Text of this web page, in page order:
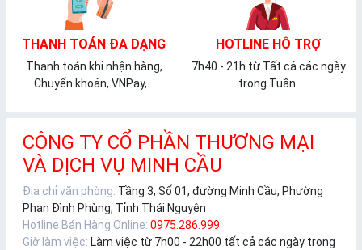
THANH TOÁN ĐA DẠNG
Thanh toán khi nhận hàng,
Chuyển khoản, VNPay,...
HOTLINE HỖ TRỢ
7h40 - 21h từ Tất cả các ngày
trong Tuần.
CÔNG TY CỔ PHẦN THƯƠNG MẠI
VÀ DỊCH VỤ MINH CẦU
Địa chỉ văn phòng: Tầng 3, Số 01, đường Minh Cầu, Phường
Phan Đình Phùng, Tỉnh Thái Nguyên
Hotline Bán Hàng Online: 0975.286.999
Giờ làm việc: Làm việc từ 7h00 - 22h00 tất cả các ngày trong